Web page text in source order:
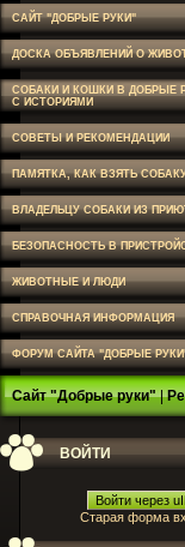
САЙТ "ДОБРЫЕ РУКИ"
ДОСКА ОБЪЯВЛЕНИЙ О
СОБАКИ И КОШКИ В ДОБРЫЕ
С ИСТОРИЯМИ
СОВЕТЫ И РЕКОМЕНДАЦИИ
ПАМЯТКА, КАК ВЗЯТЬ
ВЛАДЕЛЬЦУ СОБАКИ ИЗ
БЕЗОПАСНОСТЬ В
ЖИВОТНЫЕ И ЛЮДИ
СПРАВОЧНАЯ ИНФОРМАЦИЯ
ФОРУМ САЙТА "ДОБРЫЕ
Сайт "Добрые руки"|
ВОЙТИ
Войти через
Старая форма